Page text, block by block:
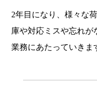
2年目になり、様々な
庫や対応ミスや忘れが
業務にあたっていきま